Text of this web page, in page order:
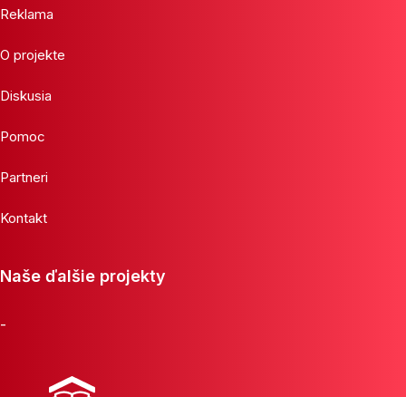
Reklama
O projekte
Diskusia
Pomoc
Partneri
Kontakt
Naše ďalšie projekty
-